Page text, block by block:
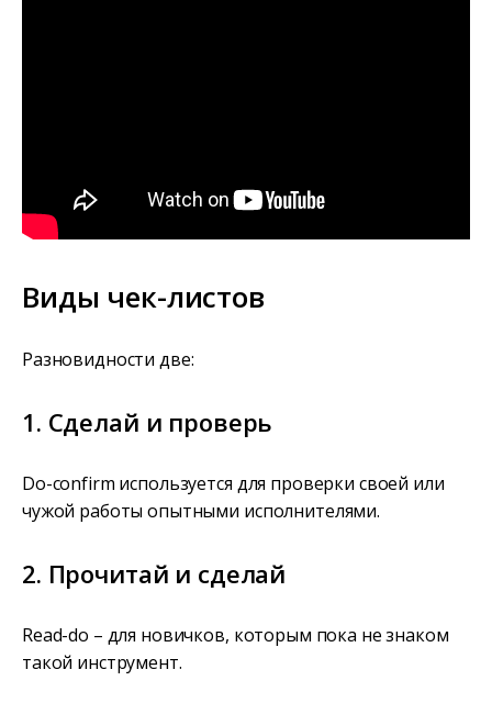
Виды чек-листов
Разновидности две:
1. Сделай и проверь
Do-confirm используется для проверки своей или
чужой работы опытными исполнителями.
2. Прочитай и сделай
Read-do – для новичков, которым пока не знаком
такой инструмент.